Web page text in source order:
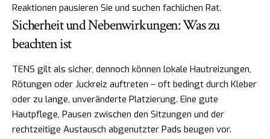
Reaktionen pausieren Sie und suchen fachlichen Rat.
Sicherheit und Nebenwirkungen: Was zu
beachten ist
TENS gilt als sicher, dennoch können lokale Hautreizungen,
Rötungen oder Juckreiz auftreten – oft bedingt durch Kleber
oder zu lange, unveränderte Platzierung. Eine gute
Hautpflege, Pausen zwischen den Sitzungen und der
rechtzeitige Austausch abgenutzter Pads beugen vor.